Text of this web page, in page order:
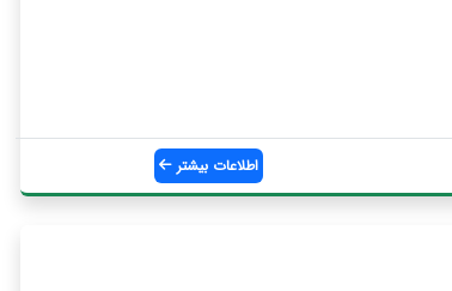
اطلاعات بیشتر